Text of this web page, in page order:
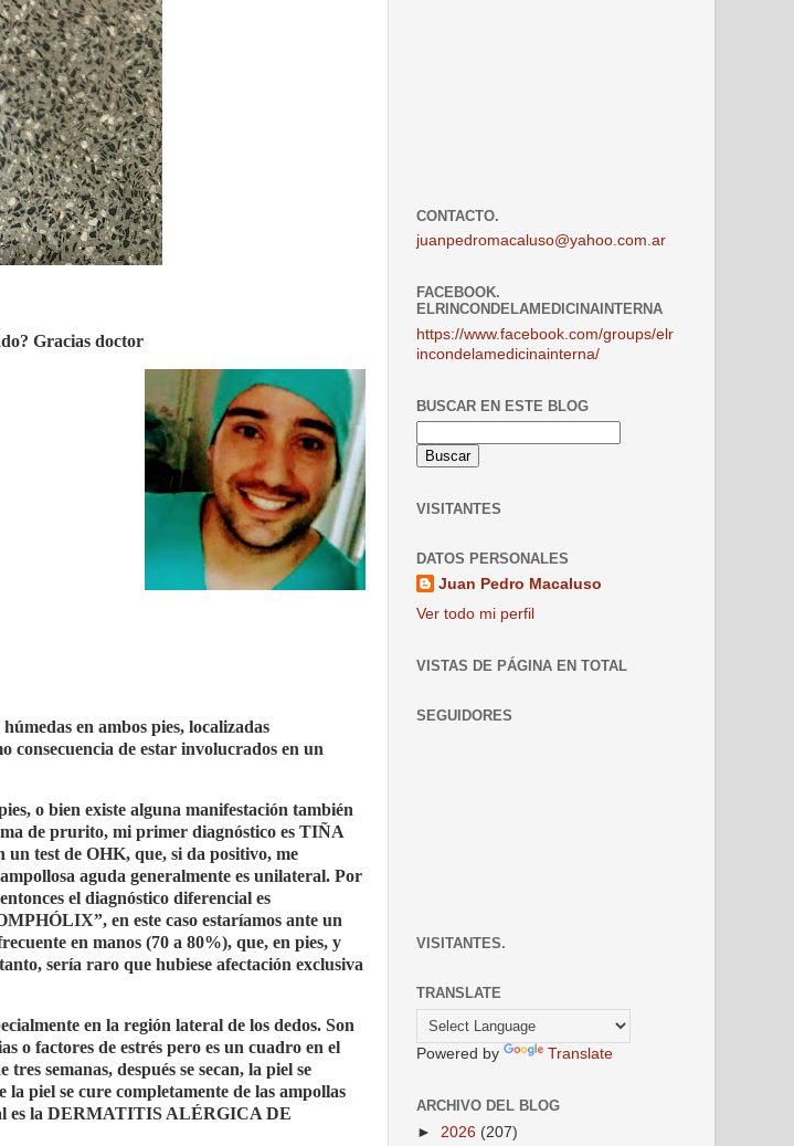
Gracias doctor
en ambos pies, localizadas
consecuencia de estar involucrados en un
o bien existe alguna manifestación también
de prurito, mi primer diagnóstico es TIÑA
test de OHK, que, si da positivo, me
aguda generalmente es unilateral. Por
el diagnóstico diferencial es
en este caso estaríamos ante un
en manos (70 a 80%), que, en pies, y
sería raro que hubiese afectación exclusiva
en la región lateral de los dedos. Son
o factores de estrés pero es un cuadro en el
semanas, después se secan, la piel se
la piel se cure completamente de las ampollas
es la DERMATITIS ALÉRGICA DE
CONTACTO.
juanpedromacaluso@yahoo.com.ar
FACEBOOK.
ELRINCONDELAMEDICINAINTERNA
https://www.facebook.com/groups/elr
incondelamedicinainterna/
BUSCAR EN ESTE BLOG
VISITANTES
DATOS PERSONALES
Juan Pedro Macaluso
Ver todo mi perfil
VISTAS DE PÁGINA EN TOTAL
SEGUIDORES
VISITANTES.
TRANSLATE
Powered by Translate
ARCHIVO DEL BLOG
► 2026 (207)